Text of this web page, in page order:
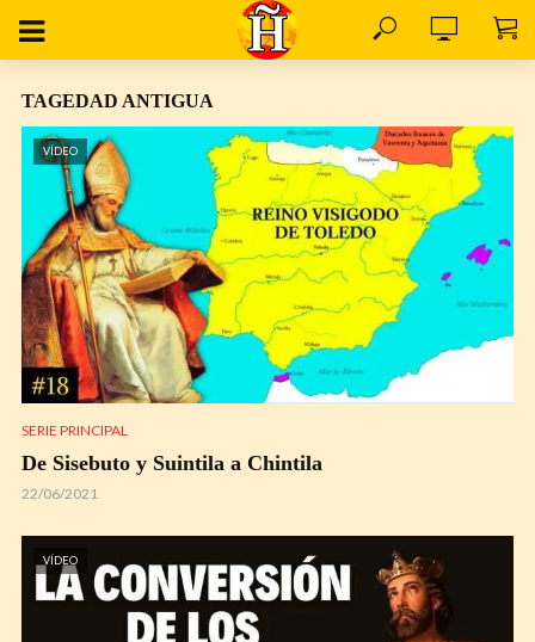
TAGEDAD ANTIGUA
VÍDEO
SERIE PRINCIPAL
De Sisebuto y Suintila a Chintila
22/06/2021
VÍDEO